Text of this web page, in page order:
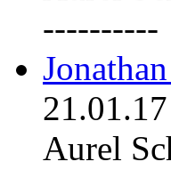
----------
21.01.17
Aurel